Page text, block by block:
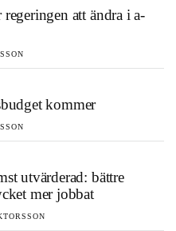
att ändra i a-
kommer
utvärderad: bättre
mer jobbat